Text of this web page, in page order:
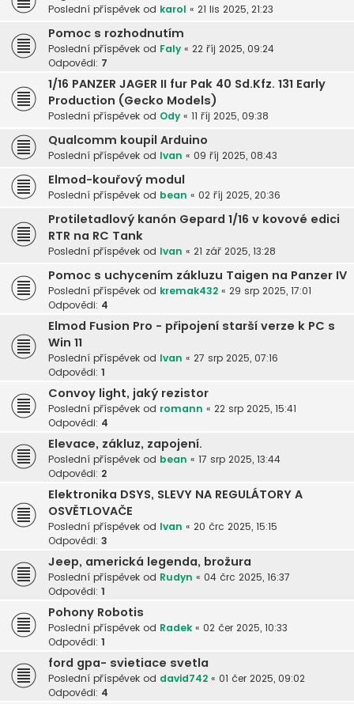
Poslední příspěvek od karol « 21 lis 2025, 21:23
Pomoc s rozhodnutím
Poslední příspěvek od Faly « 22 říj 2025, 09:24
Odpovědi: 7
1/16 PANZER JAGER II fur Pak 40 Sd.Kfz. 131 Early
Production (Gecko Models)
Poslední příspěvek od Ody « 11 říj 2025, 09:38
Qualcomm koupil Arduino
Poslední příspěvek od Ivan « 09 říj 2025, 08:43
Elmod-kouřový modul
Poslední příspěvek od bean « 02 říj 2025, 20:36
Protiletadlový kanón Gepard 1/16 v kovové edici
RTR na RC Tank
Poslední příspěvek od Ivan « 21 zář 2025, 13:28
Pomoc s uchycením zákluzu Taigen na Panzer IV
Poslední příspěvek od kremak432 « 29 srp 2025, 17:01
Odpovědi: 4
Elmod Fusion Pro - připojení starší verze k PC s
Win 11
Poslední příspěvek od Ivan « 27 srp 2025, 07:16
Odpovědi: 1
Convoy light, jaký rezistor
Poslední příspěvek od romann « 22 srp 2025, 15:41
Odpovědi: 4
Elevace, zákluz, zapojení.
Poslední příspěvek od bean « 17 srp 2025, 13:44
Odpovědi: 2
Elektronika DSYS, SLEVY NA REGULÁTORY A
OSVĚTLOVAČE
Poslední příspěvek od Ivan « 20 črc 2025, 15:15
Odpovědi: 3
Jeep, americká legenda, brožura
Poslední příspěvek od Rudyn « 04 črc 2025, 16:37
Odpovědi: 1
Pohony Robotis
Poslední příspěvek od Radek « 02 čer 2025, 10:33
Odpovědi: 1
ford gpa- svietiace svetla
Poslední příspěvek od david742 « 01 čer 2025, 09:02
Odpovědi: 4